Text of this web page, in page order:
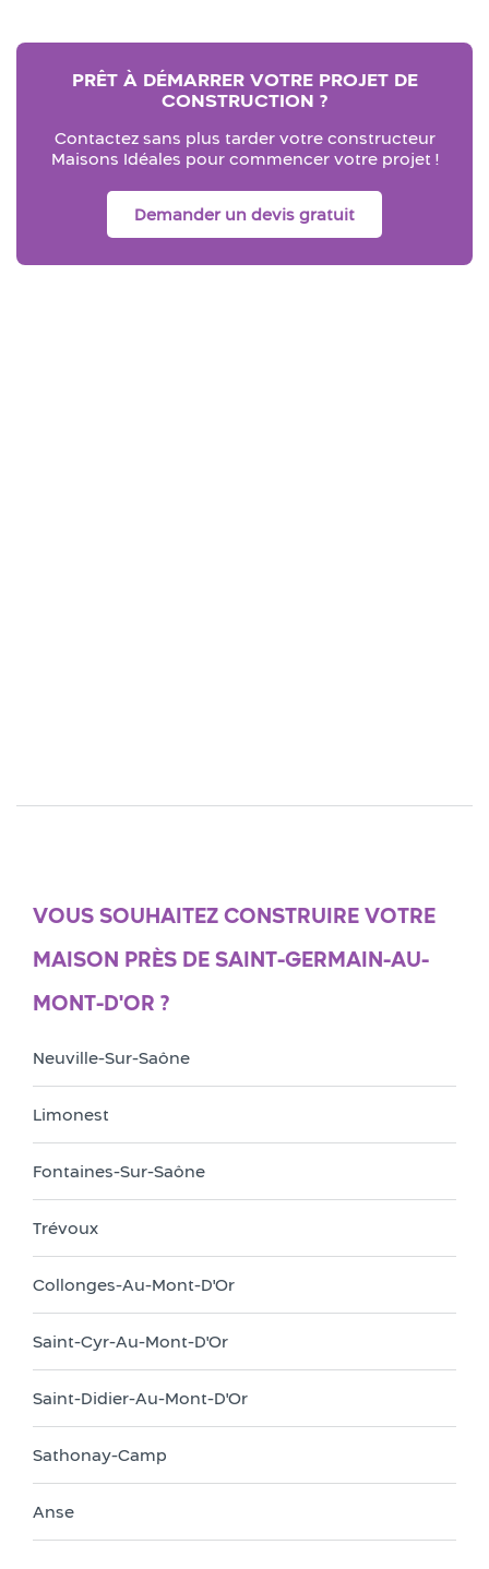
PRÊT À DÉMARRER VOTRE PROJET DE
CONSTRUCTION ?
Contactez sans plus tarder votre constructeur
Maisons Idéales pour commencer votre projet !
Demander un devis gratuit
VOUS SOUHAITEZ CONSTRUIRE VOTRE
MAISON PRÈS DE SAINT-GERMAIN-AU-
MONT-D'OR ?
Neuville-Sur-Saône
Limonest
Fontaines-Sur-Saône
Trévoux
Collonges-Au-Mont-D'Or
Saint-Cyr-Au-Mont-D'Or
Saint-Didier-Au-Mont-D'Or
Sathonay-Camp
Anse